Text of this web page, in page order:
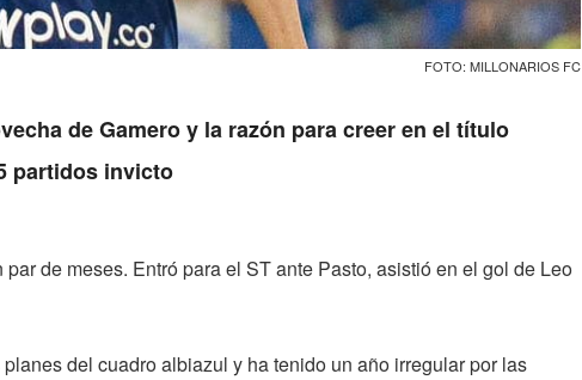
FOTO: MILLONARIOS FC
de Gamero y la razón para creer en el título
partidos invicto
par de meses. Entró para el ST ante Pasto, asistió en el gol de Leo
del cuadro albiazul y ha tenido un año irregular por las